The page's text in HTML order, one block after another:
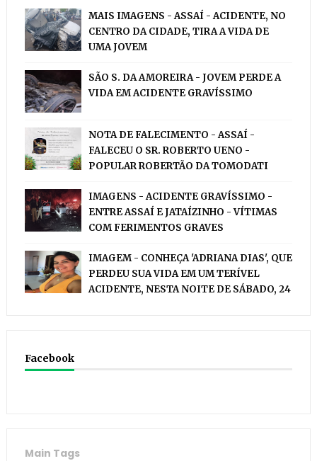
MAIS IMAGENS - ASSAÍ - ACIDENTE, NO
CENTRO DA CIDADE, TIRA A VIDA DE
UMA JOVEM
SÃO S. DA AMOREIRA - JOVEM PERDE A
VIDA EM ACIDENTE GRAVÍSSIMO
NOTA DE FALECIMENTO - ASSAÍ -
FALECEU O SR. ROBERTO UENO -
POPULAR ROBERTÃO DA TOMODATI
IMAGENS - ACIDENTE GRAVÍSSIMO -
ENTRE ASSAÍ E JATAÍZINHO - VÍTIMAS
COM FERIMENTOS GRAVES
IMAGEM - CONHEÇA 'ADRIANA DIAS', QUE
PERDEU SUA VIDA EM UM TERÍVEL
ACIDENTE, NESTA NOITE DE SÁBADO, 24
Facebook
Main Tags